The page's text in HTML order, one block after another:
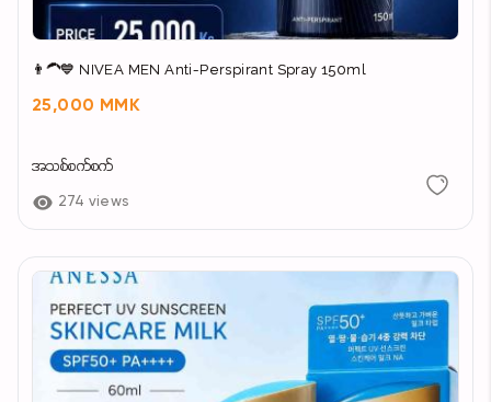
👨‍🦱💙 NIVEA MEN Anti-Perspirant Spray 150ml
25,000 MMK
အသစ်စက်စက်
274 views